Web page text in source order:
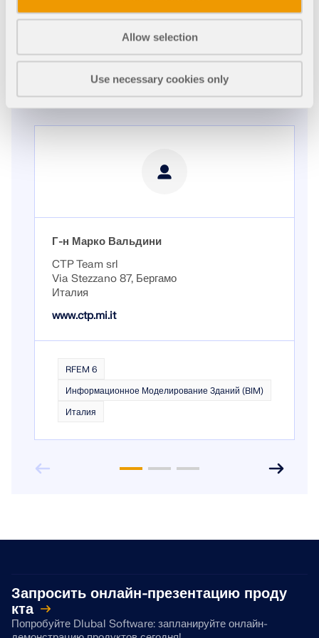
Allow selection
Use necessary cookies only
обеспечение не делает, и делает это простым
способом.
командой, всегда отвечала самым высоким
стандартам и с годами только становится лучше.
Благодарим и поздравляем!
Г-н Марко Вальдини
CTP Team srl
Via Stezzano 87, Бергамо
Италия
www.ctp.mi.it
RFEM 6
Информационное Моделирование Зданий (BIM)
Италия
Запросить онлайн-презентацию проду
кта
Попробуйте Dlubal Software: запланируйте онлайн-